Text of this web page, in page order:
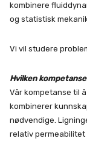
kombinere
og statistisk
Vi vil studere
Hvilken
Vår kompetanse til
kombinerer
nødvendige.
relativ